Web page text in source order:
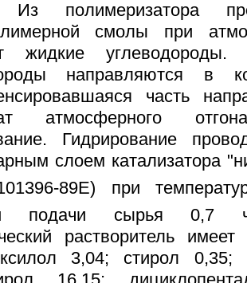
Из полимеризатора
смолы при
жидкие углеводороды.
направляются в
часть
атмосферного
Гидрирование
слоем катализатора
89Е) при
подачи сырья 0,7
растворитель
3,04; стирол 0,35;